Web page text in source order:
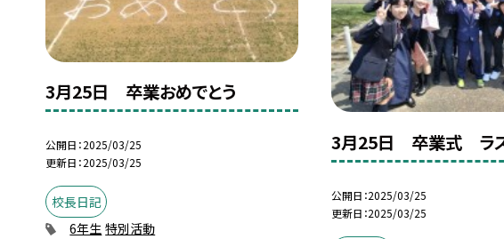
3月25日 卒業おめでとう
公開日 2025/03/25
更新日 2025/03/25
校長日記
6年生 特別活動
3月25日 卒業式 ラス
公開日 2025/03/25
更新日 2025/03/25